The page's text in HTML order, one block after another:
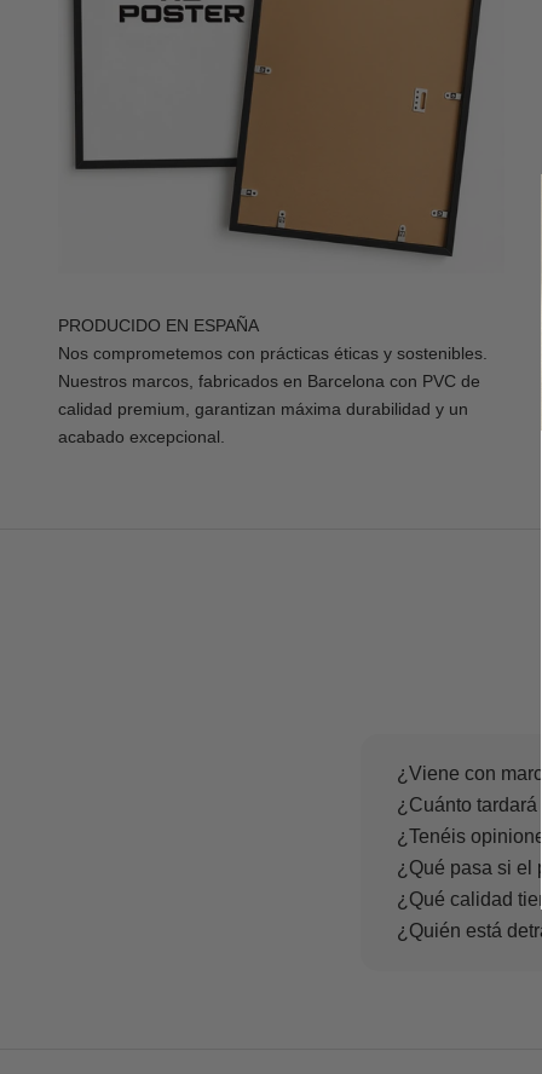
PRODUCIDO EN ESPAÑA
Nos comprometemos con prácticas éticas y sostenibles.
Nuestros marcos, fabricados en Barcelona con PVC de
calidad premium, garantizan máxima durabilidad y un
acabado excepcional.
¿Viene con
¿Cuánto
¿Tenéis
¿Qué pasa si el
¿Qué calidad
¿Quién está